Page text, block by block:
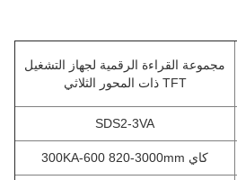
مجموعة القراءة الرقمية لجهاز التشغيل
TFT ذات المحور الثلاثي
SDS2-3VA
كاي 300 KA-600 820-3000mm